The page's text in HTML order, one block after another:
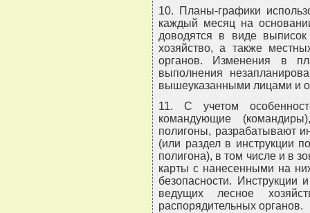
10. Планы-графики
каждый месяц на
доводятся в виде
хозяйство, а также
органов. Изменения в
выполнения
вышеуказанными лицами и
11. С учетом
командующие
полигоны, разрабатывают
(или раздел в инструкции
полигона), в том числе и в
карты с нанесенными на
безопасности. Инструкции
ведущих лесное
распорядительных органов.